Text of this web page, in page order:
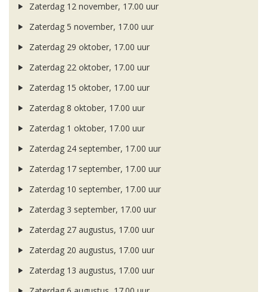
Zaterdag 12 november, 17.00 uur
Zaterdag 5 november, 17.00 uur
Zaterdag 29 oktober, 17.00 uur
Zaterdag 22 oktober, 17.00 uur
Zaterdag 15 oktober, 17.00 uur
Zaterdag 8 oktober, 17.00 uur
Zaterdag 1 oktober, 17.00 uur
Zaterdag 24 september, 17.00 uur
Zaterdag 17 september, 17.00 uur
Zaterdag 10 september, 17.00 uur
Zaterdag 3 september, 17.00 uur
Zaterdag 27 augustus, 17.00 uur
Zaterdag 20 augustus, 17.00 uur
Zaterdag 13 augustus, 17.00 uur